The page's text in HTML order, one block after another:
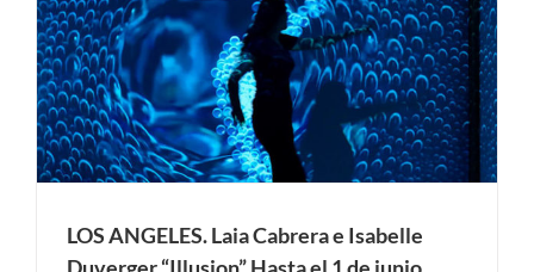
LOS ANGELES. Laia Cabrera e Isabelle
Duverger “Illusion” Hasta el 1 de junio